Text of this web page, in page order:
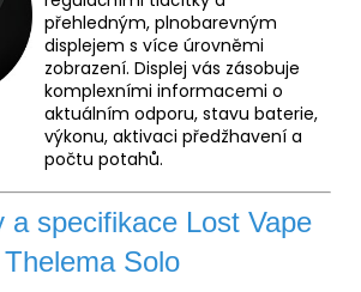
přehledným, plnobarevným
displejem s více úrovněmi
zobrazení. Displej vás zásobuje
komplexními informacemi o
aktuálním odporu, stavu baterie,
výkonu, aktivaci předžhavení a
počtu potahů.
a specifikace Lost Vape
Thelema Solo